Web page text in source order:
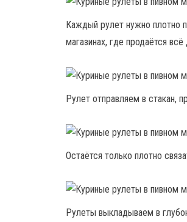
Каждый рулет нужно плотно
магазинах, где продаётся
Рулет отправляем в стакан,
Остаётся только плотно
Рулеты выкладываем в